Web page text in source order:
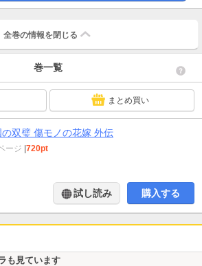
全巻の情報を 閉じる
巻一覧
まとめ買い
の双璧 傷モノの花嫁 外伝
ージ |720pt
試し読み 購入する
も見ています